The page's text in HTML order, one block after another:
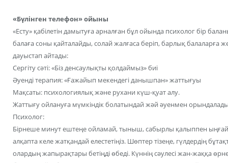
«Бүлінген телефон» ойыны
«Есту» қабілетін дамытуға арналған бұл ойында психолог бір
балаға соны қайталайды, солай жалғаса беріп, барлық балаларға
дауыстап айтады:
Сергіту сәті: «Біз денсаулықты қолдаймыз» биі
Әуенді терапия: «Ғажайып мекендегі данышпан» жаттығуы
Мақсаты: психологиялық және рухани күш-қуат алу.
Жаттығу ойлануға мүмкіндік болатындай жәй әуенмен
Психолог:
Бірнеше минут ештеңе ойламай, тыныш, сабырлы қалыппен
алқапта келе жатқандай елестетіңіз. Шөптер тізеңе, гүлдердің
олардың жапырақтары бетіңді өбеді. Күннің сәулесі жан-жаққа